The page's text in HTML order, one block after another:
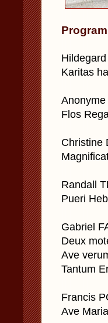
Karitas
Flos
Christine
Randall
Pueri
Gabriel
Deux
Ave
Tantum
Francis
Ave Maria